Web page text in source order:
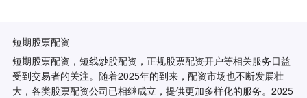
短期股票配资
短期股票配资，短线炒股配资，正规股票配资开户等相关服务日益
受到交易者的关注。随着2025年的到来，配资市场也不断发展壮
大，各类股票配资公司已相继成立，提供更加多样化的服务。2025